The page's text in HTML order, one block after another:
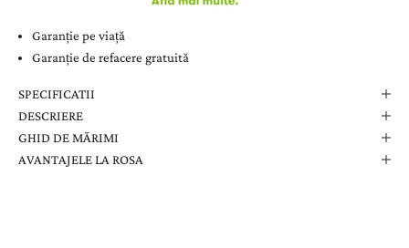
Garanție pe viață
Garanție de refacere gratuită
SPECIFICATII
DESCRIERE
GHID DE MĂRIMI
AVANTAJELE LA ROSA